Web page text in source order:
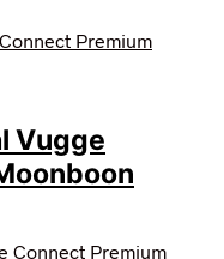
Vugge